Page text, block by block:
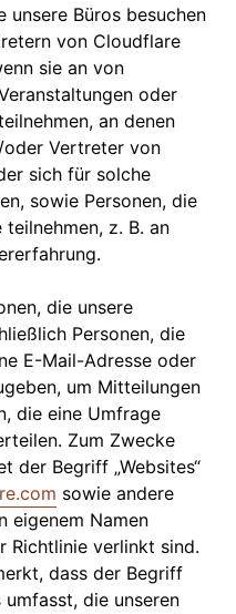
unsere Büros besuchen
von Cloudflare
sie an von
oder
an denen
Vertreter von
sich für solche
sowie Personen, die
z. B. an
die unsere
Personen, die
E-Mail-Adresse oder
um Mitteilungen
die eine Umfrage
Zum Zwecke
der Begriff „Websites“
sowie andere
eigenem Namen
Richtlinie verlinkt sind.
dass der Begriff
umfasst, die unseren